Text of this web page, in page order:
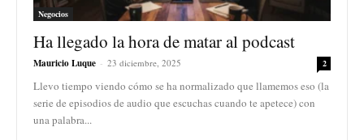
Negocios
Ha llegado la hora de matar al podcast
Mauricio Luque - 23 diciembre, 2025 2
Llevo tiempo viendo cómo se ha normalizado que llamemos eso (la
serie de episodios de audio que escuchas cuando te apetece) con
una palabra...